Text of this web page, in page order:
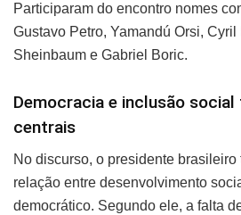
Participaram do encontro nomes
Gustavo Petro, Yamandú Orsi,
Sheinbaum e Gabriel Boric.
Democracia e inclusão
centrais
No discurso, o presidente brasileiro
relação entre desenvolvimento
democrático. Segundo ele, a falta